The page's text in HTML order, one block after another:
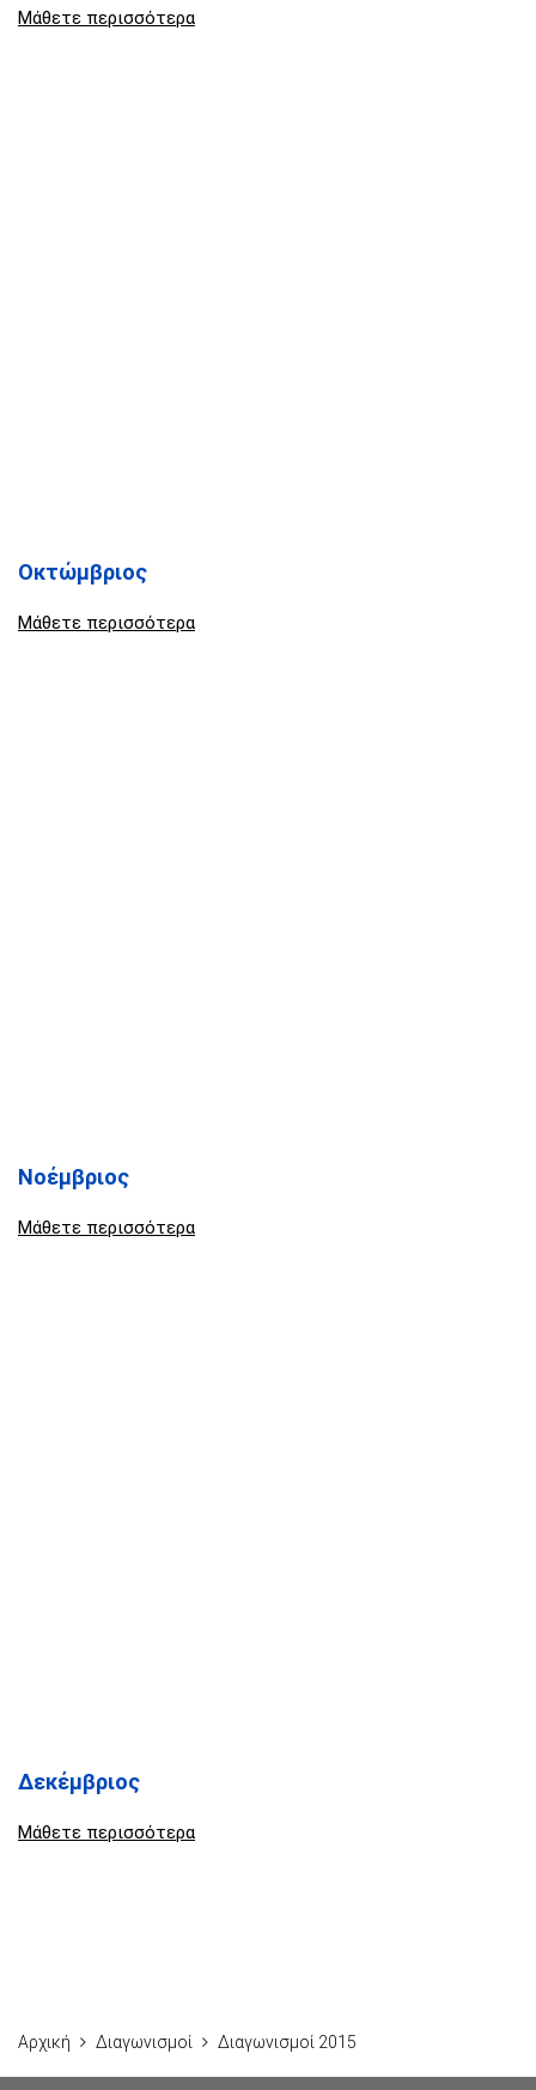
Μάθετε περισσότερα
Οκτώμβριος
Μάθετε περισσότερα
Νοέμβριος
Μάθετε περισσότερα
Δεκέμβριος
Μάθετε περισσότερα
Αρχική Διαγωνισμοί Διαγωνισμοί 2015